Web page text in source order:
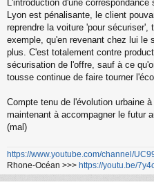
L'introduction d'une
Lyon est pénalisante, le client
reprendre la voiture 'pour
exemple, qu'en revenant chez lui le
plus. C'est totalement contre
sécurisation de l'offre, sauf à ce
tousse continue de faire tourner
Compte tenu de l'évolution urbaine
maintenant à accompagner le futur
(mal)
https://www.youtube.com/channel/
Rhone-Océan >>> https://youtu.be/